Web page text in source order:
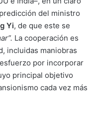
del ministro
Yi, de que este se
La cooperación es
incluidas maniobras
por incorporar
principal objetivo
cada vez más